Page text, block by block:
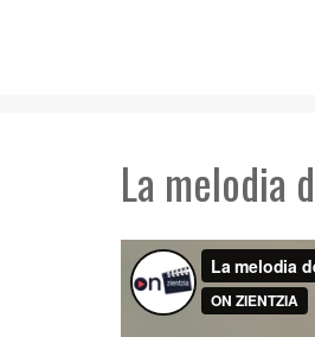
La melodia